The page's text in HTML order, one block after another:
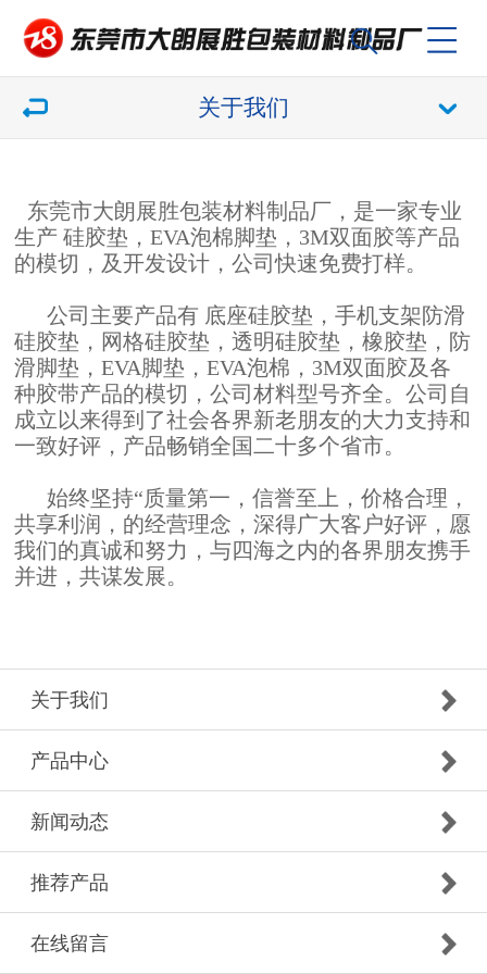
关于我们
东莞市大朗展胜包装材料制品厂，是一家专业
生产 硅胶垫，EVA泡棉脚垫， 3M双面胶等产品
的模切，及开发设计，公司快速免费打样。
公司主要产品有 底座硅胶垫，手机支架防滑
硅胶垫，网格硅胶垫，透明硅胶垫，橡胶垫，防
滑脚垫，EVA脚垫，EVA泡棉， 3M双面胶及各
种胶带产品的模切，公司材料型号齐全。公司自
成立以来得到了社会各界新老朋友的大力支持和
一致好评，产品畅销全国二十多个省市。
始终坚持“质量第一，信誉至上，价格合理，
共享利润，的经营理念，深得广大客户好评，愿
我们的真诚和努力，与四海之内的各界朋友携手
并进，共谋发展。
关于我们
产品中心
新闻动态
推荐产品
在线留言